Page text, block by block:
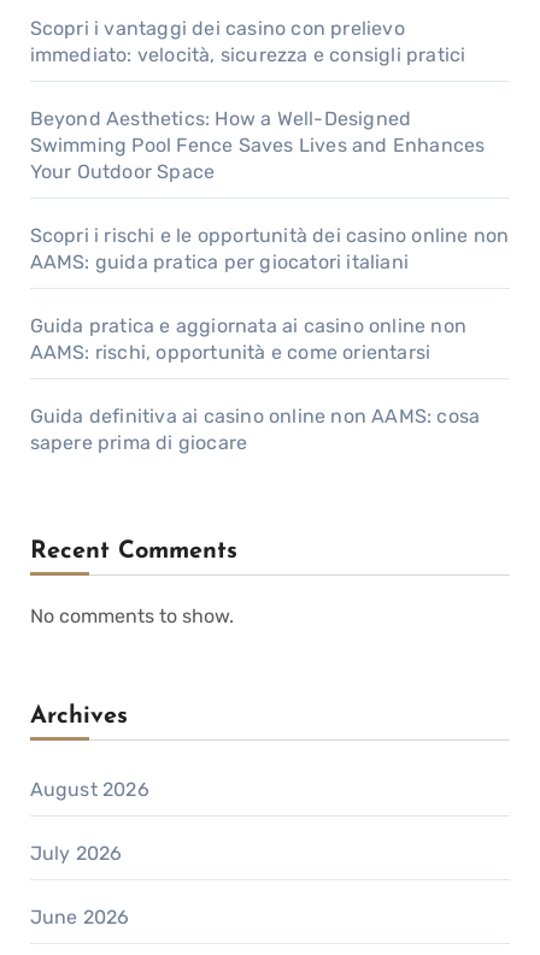
Scopri i vantaggi dei casino con prelievo
immediato: velocità, sicurezza e consigli pratici
Beyond Aesthetics: How a Well-Designed
Swimming Pool Fence Saves Lives and Enhances
Your Outdoor Space
Scopri i rischi e le opportunità dei casino online non
AAMS: guida pratica per giocatori italiani
Guida pratica e aggiornata ai casino online non
AAMS: rischi, opportunità e come orientarsi
Guida definitiva ai casino online non AAMS: cosa
sapere prima di giocare
Recent Comments
No comments to show.
Archives
August 2026
July 2026
June 2026